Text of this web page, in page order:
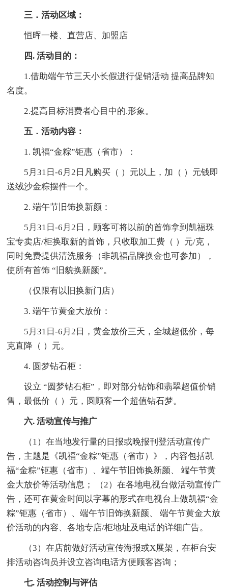
三．活动区域：
恒晖一楼、直营店、加盟店
四. 活动目的：
1.借助端午节三天小长假进行促销活动 提高品牌知
名度。
2.提高目标消费者心目中的.形象。
五．活动内容：
1. 凯福“金粽”钜惠（省市）：
5月31日-6月2日凡购买（ ）元以上，加（ ）元钱即
送绒沙金粽摆件一个。
2. 端午节旧饰换新颜：
5月31日-6月2日，顾客可将以前的首饰拿到凯福珠
宝专卖店/柜换取新的首饰，只收取加工费（ ）元/克，
同时免费提供清洗服务（非凯福品牌换金也可参加），
使所有首饰 “旧貌换新颜”。
（仅限有以旧换新门店）
3. 端午节黄金大放价：
5月31日-6月2日，黄金放价三天，全城超低价，每
克直降（ ）元。
4. 圆梦钻石柜：
设立 “圆梦钻石柜”，即对部分钻饰和翡翠超值价销
售，最低价（ ）元，圆顾客一个超值钻石梦。
六. 活动宣传与推广
（1）在当地发行量的日报或晚报刊登活动宣传广
告，主题是《凯福“金粽”钜惠（省市）》，内容包括凯
福“金粽”钜惠（省市）、端午节旧饰换新颜、 端午节黄
金大放价等活动信息； （2）在各地电视台做活动宣传广
告，还可在黄金时间以字幕的形式在电视台上做凯福“金
粽”钜惠（省市）、端午节旧饰换新颜、 端午节黄金大放
价活动的内容、各地专店/柜地址及电话的详细广告。
（3）在店前做好活动宣传海报或X展架，在柜台安
排活动咨询员并设立咨询电话方便顾客咨询；
七. 活动控制与评估